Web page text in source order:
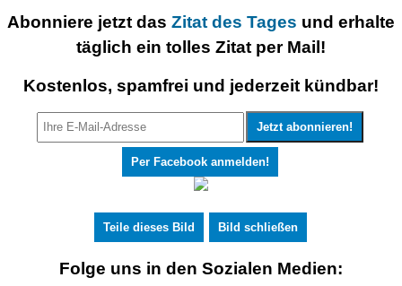
Abonniere jetzt das Zitat des Tages und erhalte
täglich ein tolles Zitat per Mail!
Kostenlos, spamfrei und jederzeit kündbar!
Per Facebook anmelden!
Teile dieses Bild Bild schließen
Folge uns in den Sozialen Medien: